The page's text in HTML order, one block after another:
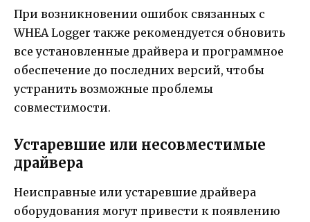
При возникновении ошибок связанных с
WHEA Logger также рекомендуется обновить
все установленные драйвера и программное
обеспечение до последних версий, чтобы
устранить возможные проблемы
совместимости.
Устаревшие или несовместимые
драйвера
Неисправные или устаревшие драйвера
оборудования могут привести к появлению